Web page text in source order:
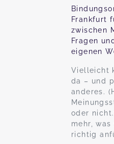
Frankfurt
zwischen
Fragen
eigenen
Vielleicht
da – und
anderes.
oder
mehr,
richtig